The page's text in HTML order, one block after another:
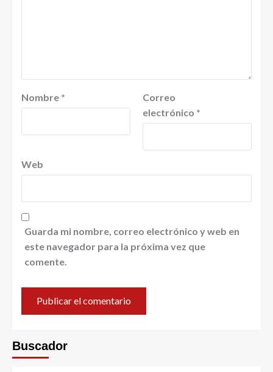
Nombre *
Correo
electrónico *
Web
Guarda mi nombre, correo electrónico y web en
este navegador para la próxima vez que
comente.
Buscador